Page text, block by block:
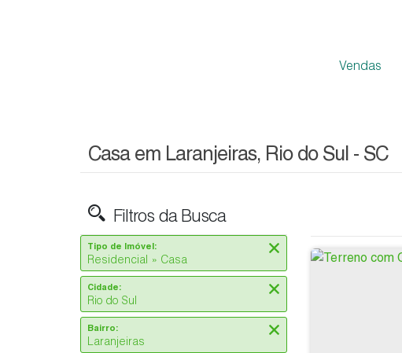
Vendas
Casa em Laranjeiras, Rio do Sul - SC
Filtros da Busca
Tipo de Imóvel:
Residencial » Casa
Cidade:
Rio do Sul
Bairro:
Laranjeiras